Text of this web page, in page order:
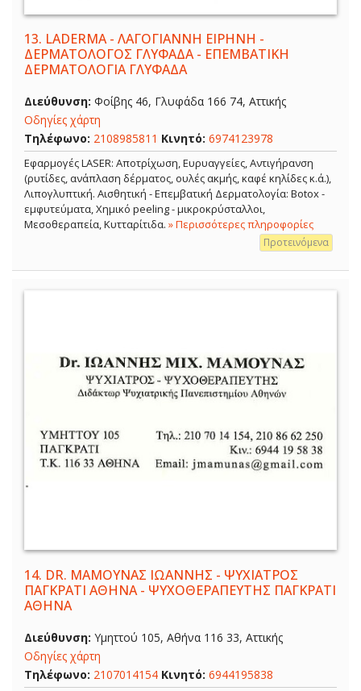
13. LADERMA - ΛΑΓΟΓΙΑΝΝΗ ΕΙΡΗΝΗ -
ΔΕΡΜΑΤΟΛΟΓΟΣ ΓΛΥΦΑΔΑ - ΕΠΕΜΒΑΤΙΚΗ
ΔΕΡΜΑΤΟΛΟΓΙΑ ΓΛΥΦΑΔΑ
Διεύθυνση: Φοίβης 46, Γλυφάδα 166 74, Αττικής
Οδηγίες χάρτη
Τηλέφωνο: 2108985811 Κινητό: 6974123978
Εφαρμογές LASER: Αποτρίχωση, Ευρυαγγείες, Αντιγήρανση
(ρυτίδες, ανάπλαση δέρματος, ουλές ακμής, καφέ κηλίδες κ.ά.),
Λιπογλυπτική. Αισθητική - Επεμβατική Δερματολογία: Botox -
εμφυτεύματα, Χημικό peeling - μικροκρύσταλλοι,
Μεσοθεραπεία, Κυτταρίτιδα. » Περισσότερες πληροφορίες
Προτεινόμενα
14. DR. ΜΑΜΟΥΝΑΣ ΙΩΑΝΝΗΣ - ΨΥΧΙΑΤΡΟΣ
ΠΑΓΚΡΑΤΙ ΑΘΗΝΑ - ΨΥΧΟΘΕΡΑΠΕΥΤΗΣ ΠΑΓΚΡΑΤΙ
ΑΘΗΝΑ
Διεύθυνση: Υμηττού 105, Αθήνα 116 33, Αττικής
Οδηγίες χάρτη
Τηλέφωνο: 2107014154 Κινητό: 6944195838